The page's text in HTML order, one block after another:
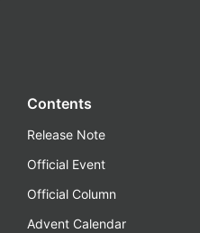
Contents
Release Note
Official Event
Official Column
Advent Calendar